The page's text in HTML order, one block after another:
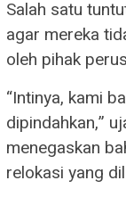
Salah satu
agar mereka
oleh pihak
“Intinya, kami
dipindahkan,”
menegaskan
relokasi yang